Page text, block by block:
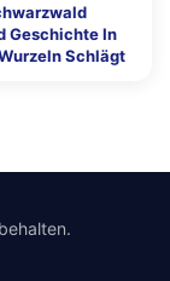
Geschichte In
Schlägt